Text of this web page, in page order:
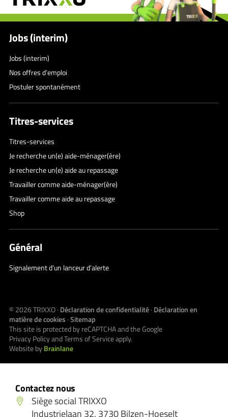
Contactez nous
Siège social TRIXXO
Industrielaan 32, 3730 Bilzen-Hoeselt
Jobs (interim)
Jobs (interim)
Nos offres d’emploi
Postuler spontanément
Titres-services
Titres-services
Je recherche un(e) aide-ménager(ère)
Je recherche un(e) aide au repassage
Travailler comme aide-ménager(ère)
Travailler comme aide au repassage
Shop
Général
Signalement d’un lanceur d’alerte
© 2026TRIXXO· Déclaration de confidentialité· Déclaration en
matière de cookies ·Sitemap
This site is protected by reCAPTCHA and the Google
Privacy PolicyandTerms of Serviceapply.
Website byBrainlane